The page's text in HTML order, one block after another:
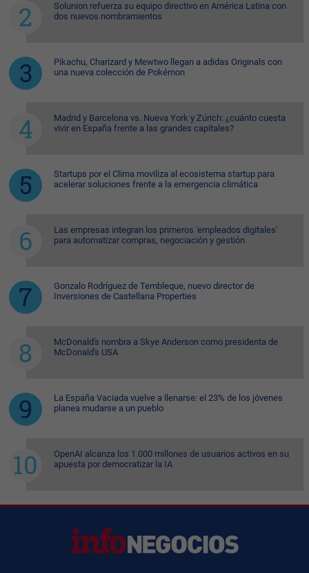
Solunion refuerza su equipo directivo en América Latina con
dos nuevos nombramientos
Pikachu, Charizard y Mewtwo llegan a adidas Originals con
una nueva colección de Pokémon
Madrid y Barcelona vs. Nueva York y Zúrich: ¿cuánto cuesta
vivir en España frente a las grandes capitales?
Startups por el Clima moviliza al ecosistema startup para
acelerar soluciones frente a la emergencia climática
Las empresas integran los primeros 'empleados digitales'
para automatizar compras, negociación y gestión
Gonzalo Rodríguez de Tembleque, nuevo director de
Inversiones de Castellana Properties
McDonald's nombra a Skye Anderson como presidenta de
McDonald's USA
La España Vaciada vuelve a llenarse: el 23% de los jóvenes
planea mudarse a un pueblo
OpenAI alcanza los 1.000 millones de usuarios activos en su
apuesta por democratizar la IA